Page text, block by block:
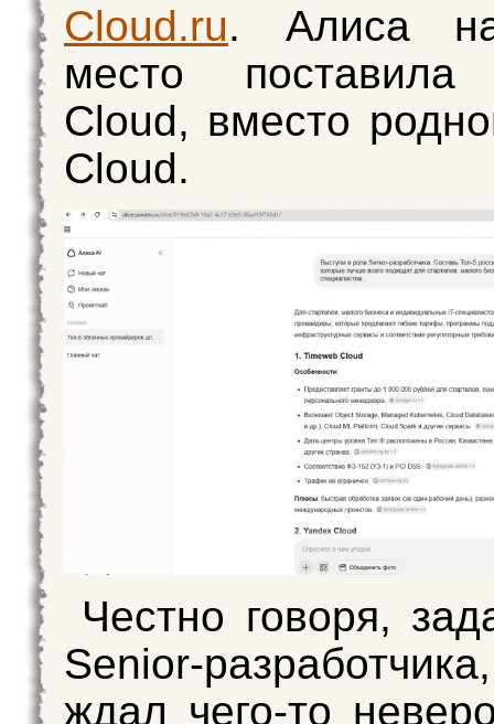
Cloud.ru. Алиса
место поставила
Cloud, вместо
Cloud.
Честно говоря,
Senior-
ждал чего-то